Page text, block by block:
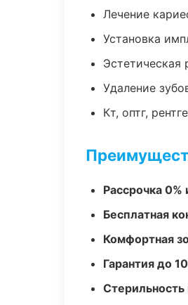
Лечение
Установка
Эстетическая
Удаление
Кт, оптг,
Рассрочка
Бесплатная
Комфортная
Гарантия до
Стерильность